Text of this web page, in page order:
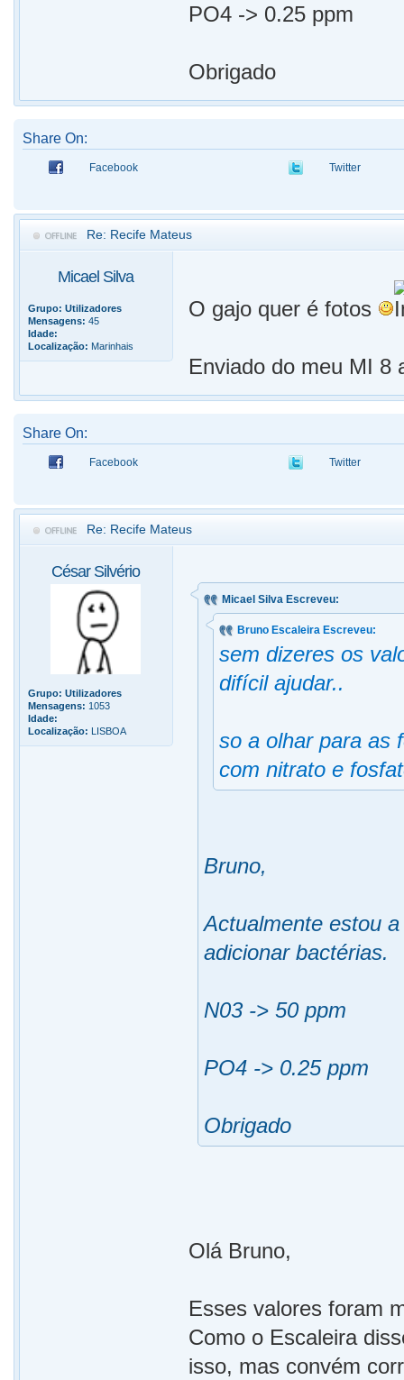
PO4 -> 0.25 ppm
Obrigado
Share On:
Facebook Twitter
Re: Recife Mateus
Micael Silva
Grupo: Utilizadores
Mensagens: 45
Idade:
Localização: Marinhais
O gajo quer é fotos
Enviado do meu MI 8
Share On:
Facebook Twitter
Re: Recife Mateus
César Silvério
Grupo: Utilizadores
Mensagens: 1053
Idade:
Localização: LISBOA
Micael Silva Escreveu:
Bruno Escaleira Escreveu:
sem dizeres os
difícil ajudar..
so a olhar para as
com nitrato e
Bruno,
Actualmente estou
adicionar bactérias.
N03 -> 50 ppm
PO4 -> 0.25 ppm
Obrigado
Olá Bruno,
Esses valores foram
Como o Escaleira
isso, mas convém